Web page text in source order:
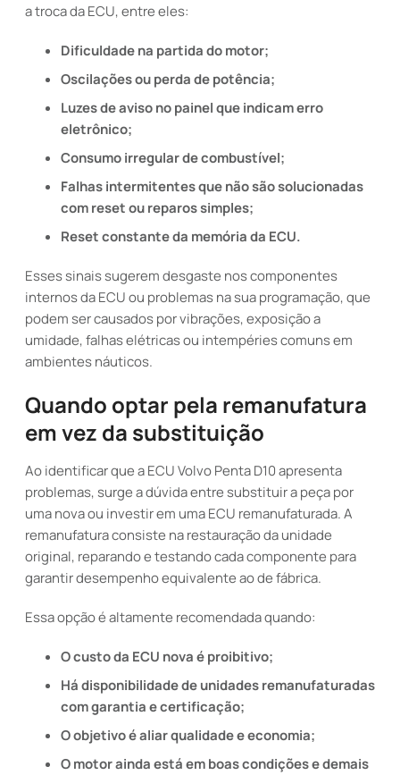
a troca da ECU, entre eles:
Dificuldade na partida do motor;
Oscilações ou perda de potência;
Luzes de aviso no painel que indicam erro
eletrônico;
Consumo irregular de combustível;
Falhas intermitentes que não são solucionadas
com reset ou reparos simples;
Reset constante da memória da ECU.
Esses sinais sugerem desgaste nos componentes
internos da ECU ou problemas na sua programação, que
podem ser causados por vibrações, exposição a
umidade, falhas elétricas ou intempéries comuns em
ambientes náuticos.
Quando optar pela remanufatura
em vez da substituição
Ao identificar que a ECU Volvo Penta D10 apresenta
problemas, surge a dúvida entre substituir a peça por
uma nova ou investir em uma ECU remanufaturada. A
remanufatura consiste na restauração da unidade
original, reparando e testando cada componente para
garantir desempenho equivalente ao de fábrica.
Essa opção é altamente recomendada quando:
O custo da ECU nova é proibitivo;
Há disponibilidade de unidades remanufaturadas
com garantia e certificação;
O objetivo é aliar qualidade e economia;
O motor ainda está em boas condições e demais